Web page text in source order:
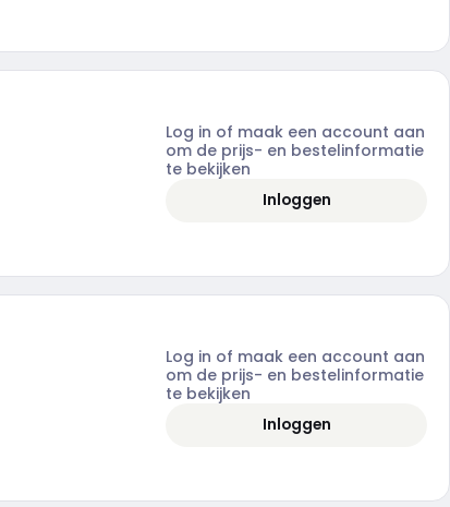
Log in of maak een account aan
om de prijs- en bestelinformatie
te bekijken
Inloggen
Log in of maak een account aan
om de prijs- en bestelinformatie
te bekijken
Inloggen